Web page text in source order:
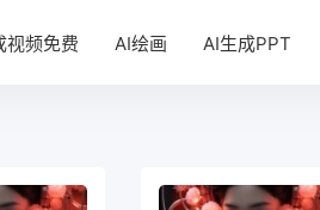
视频免费 AI绘画 AI生成PPT